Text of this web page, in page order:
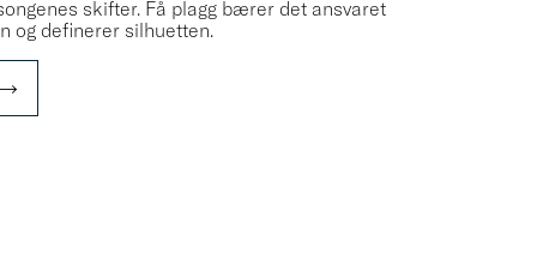
skifter. Få plagg bærer det ansvaret
og definerer silhuetten.